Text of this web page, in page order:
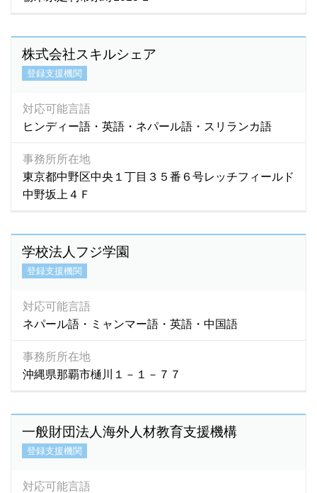
株式会社スキルシェア
登録支援機関
対応可能言語
ヒンディー語・英語・ネパール語・スリランカ語
事務所所在地
東京都中野区中央１丁目３５番６号レッチフィールド
中野坂上４Ｆ
学校法人フジ学園
登録支援機関
対応可能言語
ネパール語・ミャンマー語・英語・中国語
事務所所在地
沖縄県那覇市樋川１－１－７７
一般財団法人海外人材教育支援機構
登録支援機関
対応可能言語